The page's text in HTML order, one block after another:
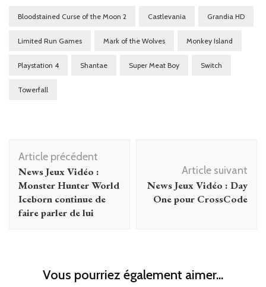
Bloodstained Curse of the Moon 2 Castlevania Grandia HD
Limited Run Games Mark of the Wolves Monkey Island
Playstation 4 Shantae Super Meat Boy Switch
Towerfall
Navigation
d'article
Article précédent
News Jeux Vidéo :
Monster Hunter World
Iceborn continue de
faire parler de lui
Article suivant
News Jeux Vidéo : Day
One pour CrossCode
Vous pourriez également aimer...